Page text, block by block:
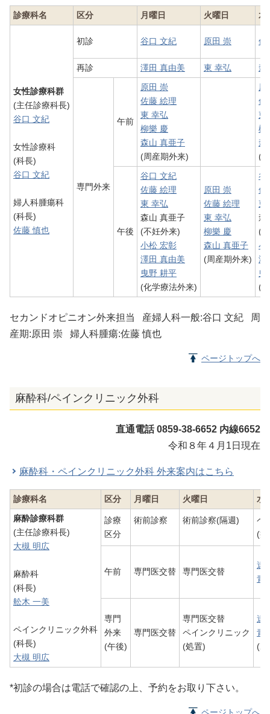
診療科名 区分 月曜日 火曜日 水
女性診療科群
(主任診療科長)
谷口 文紀
女性診療科
(科長)
谷口 文紀
婦人科腫瘍科
(科長)
佐藤 慎也
初診 谷口 文紀 原田 崇 佐
再診 澤田 真由美 東 幸弘 森
専門外来
午前
原田 崇
佐藤 絵理
東 幸弘
柳樂 慶
森山 真亜子
(周産期外来)
原
佐
東
柳
森
(
午後
谷口 文紀
佐藤 絵理
東 幸弘
森山 真亜子
(不妊外来)
小松 宏彰
澤田 真由美
曳野 耕平
(化学療法外来)
原田 崇
佐藤 絵理
東 幸弘
柳樂 慶
森山 真亜子
(周産期外来)
谷
佐
東
森
(
小
澤
曳
(
セカンドオピニオン外来担当 産婦人科一般:谷口 文紀 周
産期:原田 崇 婦人科腫瘍:佐藤 慎也
ページトップへ
麻酔科/ペインクリニック外科
直通電話 0859-38-6652 内線6652
令和８年４月1日現在
麻酔科・ペインクリニック外科 外来案内はこちら
診療科名 区分 月曜日 火曜日
水
麻酔診療科群
(主任診療科長)
大槻 明広
麻酔科
(科長)
舩木 一美
ペインクリニック外科
(科長)
大槻 明広
診療
区分
術前診察 術前診察(隔週)
ペ
(
午前 専門医交替 専門医交替
遠
青
専門
外来
(午後)
専門医交替
専門医交替
ペインクリニック
(処置)
遠
青
(X
*初診の場合は電話で確認の上、予約をお取り下さい。